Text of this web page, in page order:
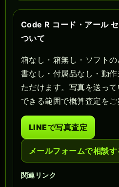
Code R コード・アール
ついて
箱なし・箱無し・ソフト
書なし・付属品なし・動
ただけます。写真を送っ
できる範囲で概算査定をご
LINEで写真査定
メールフォームで相談す
関連リンク